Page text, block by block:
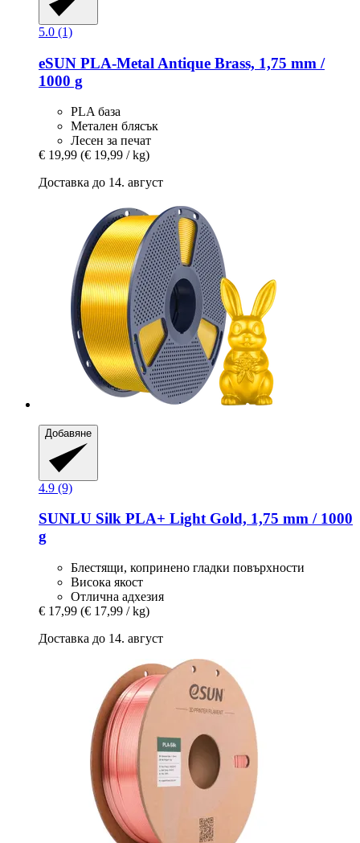
5.0 (1)
eSUN PLA-​Metal Antique Brass, 1,75 mm /
1000 g
PLA база
Метален блясък
Лесен за печат
€ 19,99 (€ 19,99 / kg)
Доставка до 14. август
Добавяне
4.9 (9)
SUNLU Silk PLA+ Light Gold, 1,75 mm / 1000
g
Блестящи, копринено гладки повърхности
Висока якост
Отлична адхезия
€ 17,99 (€ 17,99 / kg)
Доставка до 14. август